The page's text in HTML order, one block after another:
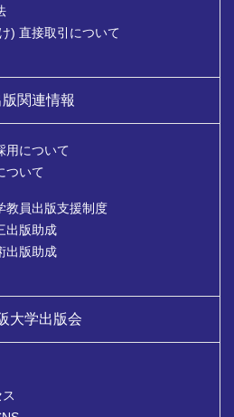
) 直接取引について
版関連情報
用について
ついて
教員出版支援制度
出版助成
出版助成
大学出版会